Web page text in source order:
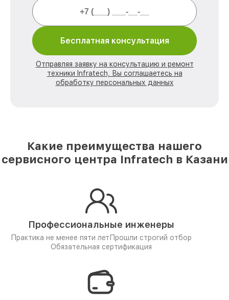
Бесплатная консультация
Отправляя заявку на консультацию и ремонт
техники Infratech, Вы соглашаетесь на
обработку персональных данных
Какие преимущества нашего
сервисного центра Infratech в Казани
Профессиональные инженеры
Практика не менее пяти лет Прошли строгий отбор
Обязательная сертификация